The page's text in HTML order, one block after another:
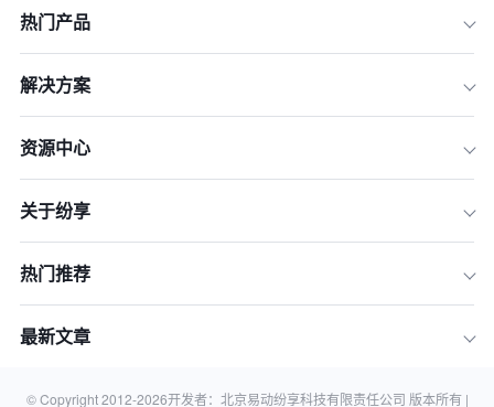
4.把握商机，加速成交进程
相关知识
热门产品
解决方案
资源中心
关于纷享
热门推荐
最新文章
© Copyright 2012-2026开发者：北京易动纷享科技有限责任公司 版本所有 |